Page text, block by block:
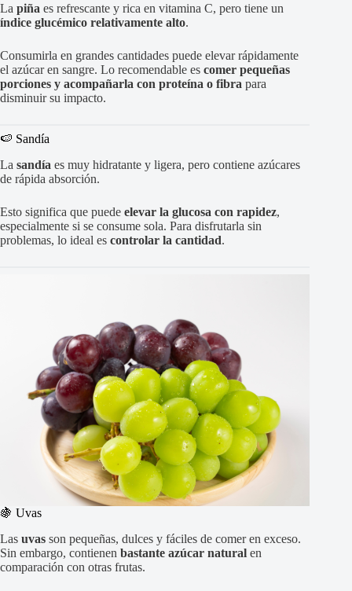
La piña es refrescante y rica en vitamina C, pero tiene un
índice glucémico relativamente alto.
Consumirla en grandes cantidades puede elevar rápidamente
el azúcar en sangre. Lo recomendable es comer pequeñas
porciones y acompañarla con proteína o fibra para
disminuir su impacto.
🍉 Sandía
La sandía es muy hidratante y ligera, pero contiene azúcares
de rápida absorción.
Esto significa que puede elevar la glucosa con rapidez,
especialmente si se consume sola. Para disfrutarla sin
problemas, lo ideal es controlar la cantidad.
🍇 Uvas
Las uvas son pequeñas, dulces y fáciles de comer en exceso.
Sin embargo, contienen bastante azúcar natural en
comparación con otras frutas.